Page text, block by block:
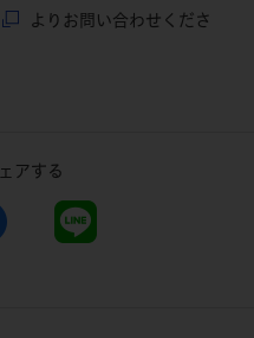
よりお問い合わせくださ
アする